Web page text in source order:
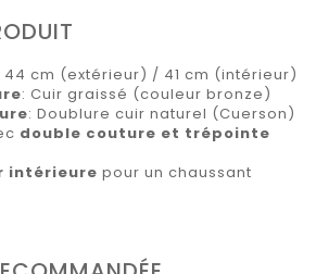
44 cm (extérieur) / 41 cm (intérieur)
: Cuir graissé (couleur bronze)
: Doublure cuir naturel (Cuerson)
double couture et trépointe
intérieure pour un chaussant